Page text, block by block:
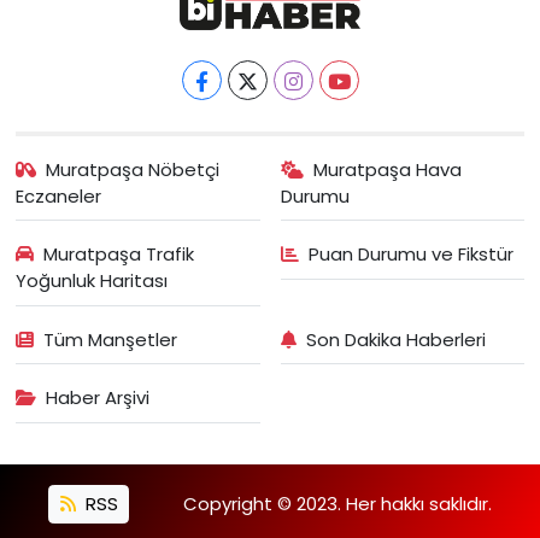
Muratpaşa Nöbetçi
Eczaneler
Muratpaşa Hava
Durumu
Muratpaşa Trafik
Yoğunluk Haritası
Puan Durumu ve Fikstür
Tüm Manşetler Son Dakika Haberleri
Haber Arşivi
RSS Copyright © 2023. Her hakkı saklıdır.